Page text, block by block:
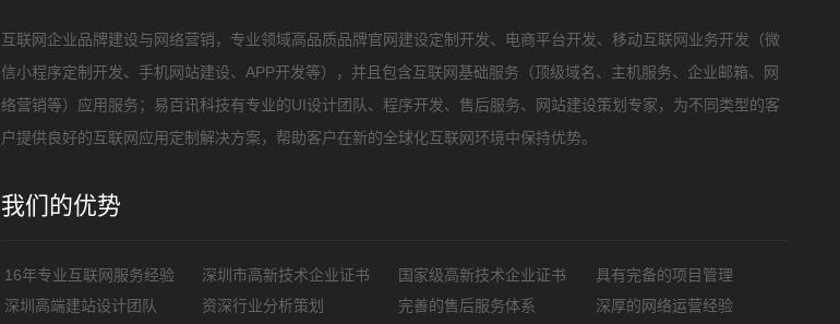
互联网企业品牌建设与网络营销，专业领域高品质品牌官网建设定制开发、电商平台开发、移动互联网业务开发（微
信小程序定制开发、手机网站建设、APP开发等），并且包含互联网基础服务（顶级域名、主机服务、企业邮箱、网
络营销等）应用服务；易百讯科技有专业的UI设计团队、程序开发、售后服务、网站建设策划专家，为不同类型的客
户提供良好的互联网应用定制解决方案，帮助客户在新的全球化互联网环境中保持优势。
我们的优势
16年专业互联网服务经验 深圳市高新技术企业证书 国家级高新技术企业证书
具有完备的项目管理
深圳高端建站设计团队
资深行业分析策划 完善的售后服务体系 深厚的网络运营经验